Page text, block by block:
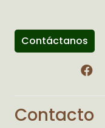
Contáctanos
Contacto